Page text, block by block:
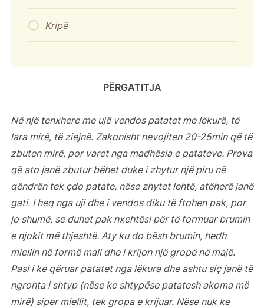
Kripë
PËRGATITJA
Në një tenxhere me ujë vendos patatet me lëkurë, të
lara mirë, të ziejnë. Zakonisht nevojiten 20-25min që të
zbuten mirë, por varet nga madhësia e patateve. Prova
që ato janë zbutur bëhet duke i zhytur një piru në
qëndrën tek çdo patate, nëse zhytet lehtë, atëherë janë
gati. I heq nga uji dhe i vendos diku të ftohen pak, por
jo shumë, se duhet pak nxehtësi për të formuar brumin
e njokit më thjeshtë. Aty ku do bësh brumin, hedh
miellin në formë mali dhe i krijon një gropë në majë.
Pasi i ke qëruar patatet nga lëkura dhe ashtu siç janë të
ngrohta i shtyp (nëse ke shtypëse patatesh akoma më
mirë) siper miellit, tek gropa e krijuar. Nëse nuk ke